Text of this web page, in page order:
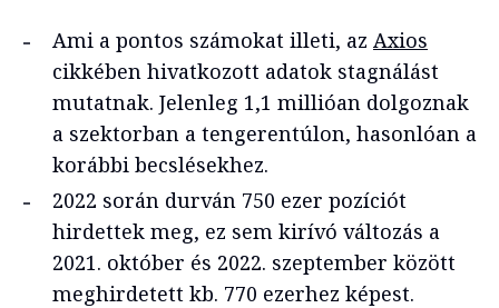
Ami a pontos számokat illeti, az Axios
cikkében hivatkozott adatok stagnálást
mutatnak. Jelenleg 1,1 millióan dolgoznak
a szektorban a tengerentúlon, hasonlóan a
korábbi becslésekhez.
2022 során durván 750 ezer pozíciót
hirdettek meg, ez sem kirívó változás a
2021. október és 2022. szeptember között
meghirdetett kb. 770 ezerhez képest.